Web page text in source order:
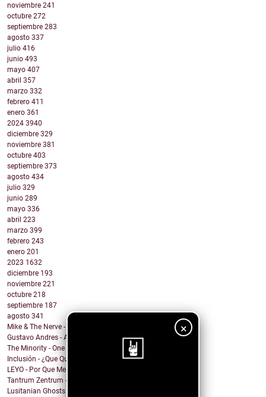
×
noviembre 241
octubre 272
septiembre 283
agosto 337
julio 416
junio 493
mayo 407
abril 357
marzo 332
febrero 411
enero 361
2024 3940
diciembre 329
noviembre 381
octubre 403
septiembre 373
agosto 434
julio 329
junio 289
mayo 336
abril 223
marzo 399
febrero 243
enero 201
2023 1632
diciembre 193
noviembre 221
octubre 218
septiembre 187
agosto 341
Mike & The Nerve - Fool's Gold, False Idols
Gustavo Andres - AiRA
The Minority - One Of A Kind
Inclusión - ¿Que Quieres de Mí?
LEYO - Por Que Me Haces Llorar
Tantrum Zentrum - Don't Be A Fascist
Lusitanian Ghosts - September